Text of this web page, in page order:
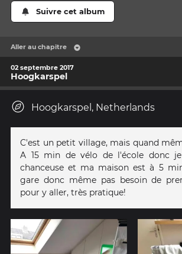
Suivre cet album
Aller au chapitre
02 septembre 2017
Hoogkarspel
Hoogkarspel, Netherlands
C'est un petit village, mais quand
A 15 min de vélo de l'école donc
chanceuse et ma maison est à 5
gare donc même pas besoin de
pour y aller, très pratique!